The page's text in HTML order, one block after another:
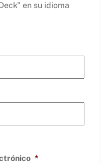
en su idioma
*